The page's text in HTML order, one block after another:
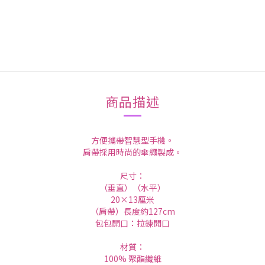
商品描述
方便攜帶智慧型手機。
肩帶採用時尚的傘繩製成。
尺寸：
（垂直）（水平）
20×13厘米
（肩帶）長度約127cm
包包開口：拉鍊開口
材質：
100% 聚酯纖維